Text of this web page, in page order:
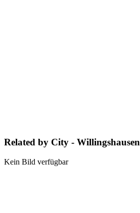
Related by City - Willingshausen
Kein Bild verfügbar